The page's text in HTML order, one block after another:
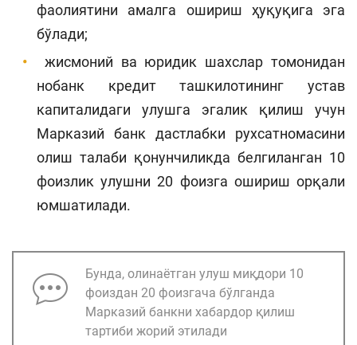
фаолиятини амалга ошириш ҳуқуқига эга
бўлади;
жисмоний ва юридик шахслар томонидан
нобанк кредит ташкилотининг устав
капиталидаги улушга эгалик қилиш учун
Марказий банк дастлабки рухсатномасини
олиш талаби қонунчиликда белгиланган 10
фоизлик улушни 20 фоизга ошириш орқали
юмшатилади.
Бунда, олинаётган улуш миқдори 10
фоиздан 20 фоизгача бўлганда
Марказий банкни хабардор қилиш
тартиби жорий этилади